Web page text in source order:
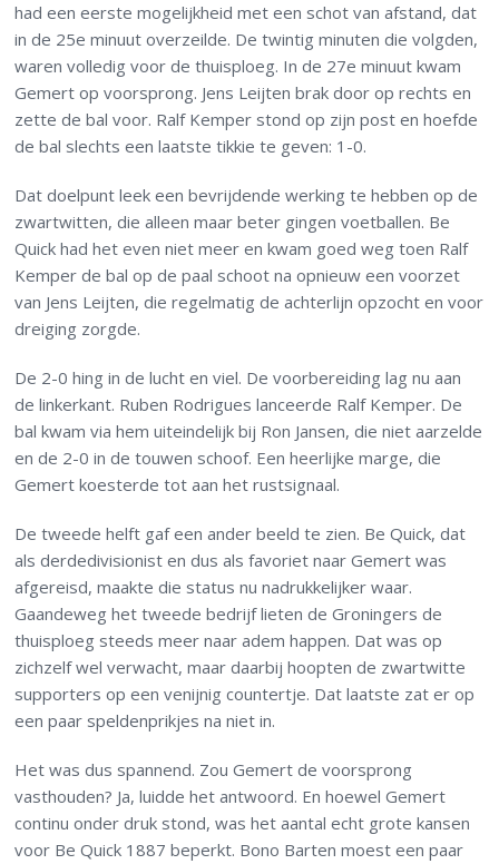
had een eerste mogelijkheid met een schot van afstand, dat
in de 25e minuut overzeilde. De twintig minuten die volgden,
waren volledig voor de thuisploeg. In de 27e minuut kwam
Gemert op voorsprong. Jens Leijten brak door op rechts en
zette de bal voor. Ralf Kemper stond op zijn post en hoefde
de bal slechts een laatste tikkie te geven: 1-0.
Dat doelpunt leek een bevrijdende werking te hebben op de
zwartwitten, die alleen maar beter gingen voetballen. Be
Quick had het even niet meer en kwam goed weg toen Ralf
Kemper de bal op de paal schoot na opnieuw een voorzet
van Jens Leijten, die regelmatig de achterlijn opzocht en voor
dreiging zorgde.
De 2-0 hing in de lucht en viel. De voorbereiding lag nu aan
de linkerkant. Ruben Rodrigues lanceerde Ralf Kemper. De
bal kwam via hem uiteindelijk bij Ron Jansen, die niet aarzelde
en de 2-0 in de touwen schoof. Een heerlijke marge, die
Gemert koesterde tot aan het rustsignaal.
De tweede helft gaf een ander beeld te zien. Be Quick, dat
als derdedivisionist en dus als favoriet naar Gemert was
afgereisd, maakte die status nu nadrukkelijker waar.
Gaandeweg het tweede bedrijf lieten de Groningers de
thuisploeg steeds meer naar adem happen. Dat was op
zichzelf wel verwacht, maar daarbij hoopten de zwartwitte
supporters op een venijnig countertje. Dat laatste zat er op
een paar speldenprikjes na niet in.
Het was dus spannend. Zou Gemert de voorsprong
vasthouden? Ja, luidde het antwoord. En hoewel Gemert
continu onder druk stond, was het aantal echt grote kansen
voor Be Quick 1887 beperkt. Bono Barten moest een paar